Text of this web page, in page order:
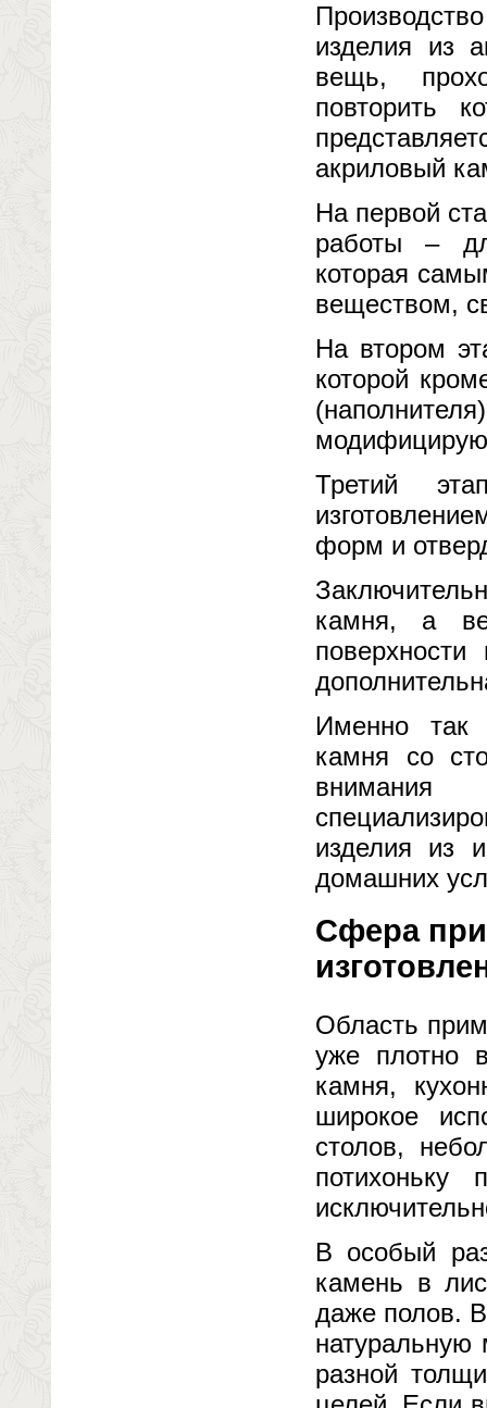
изделия из
вещь,
повторить
акриловый
На первой
работы –
которая
веществом,
На втором
которой
Третий
форм и
камня, а
Именно так
камня со
изделия из
домашних
Сфера
Область
уже плотно
камня,
широкое
столов,
В особый
камень в
даже полов.
натуральную
разной